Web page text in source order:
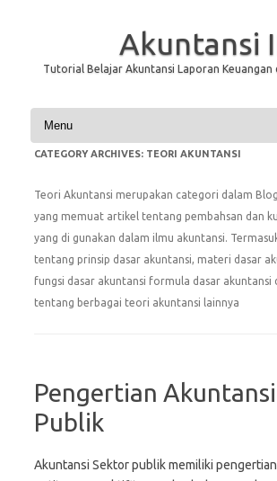
Akuntansi
Tutorial Belajar Akuntansi Laporan Keuangan
Skip to content
CATEGORY ARCHIVES: TEORI AKUNTANSI
Teori Akuntansi merupakan categori dalam
yang memuat artikel tentang pembahsan dan
yang di gunakan dalam ilmu akuntansi.
tentang prinsip dasar akuntansi, materi dasar
fungsi dasar akuntansi formula dasar akuntansi
tentang berbagai teori akuntansi lainnya
Pengertian
Publik
Akuntansi Sektor publik memiliki